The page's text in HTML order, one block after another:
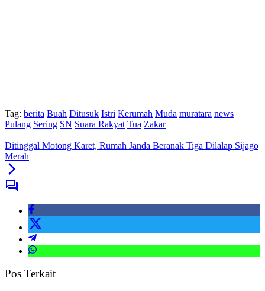
Tag: berita Buah Ditusuk Istri Kerumah Muda muratara news
Pulang Sering SN Suara Rakyat Tua Zakar
Ditinggal Motong Karet, Rumah Janda Beranak Tiga Dilalap Sijago
Merah
Pos Terkait